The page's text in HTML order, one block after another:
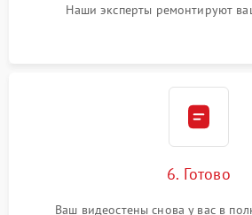
Наши эксперты ремонтируют
6. Готово
Ваш видеостены снова у вас в